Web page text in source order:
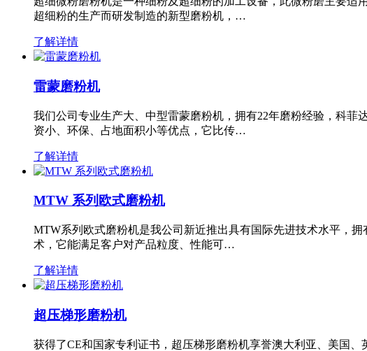
超细粉的生产而研发制造的新型磨粉机，…
了解详情
雷蒙磨粉机
我们公司专业生产大、中型雷蒙磨粉机，拥有22年磨粉经验，科
资小、环保、占地面积小等优点，它比传…
了解详情
MTW 系列欧式磨粉机
MTW系列欧式磨粉机是我公司新近推出具有国际先进技术水平，
术，它能满足客户对产品粒度、性能可…
了解详情
超压梯形磨粉机
获得了CE和国家专利证书，超压梯形磨粉机享誉澳大利亚、美国